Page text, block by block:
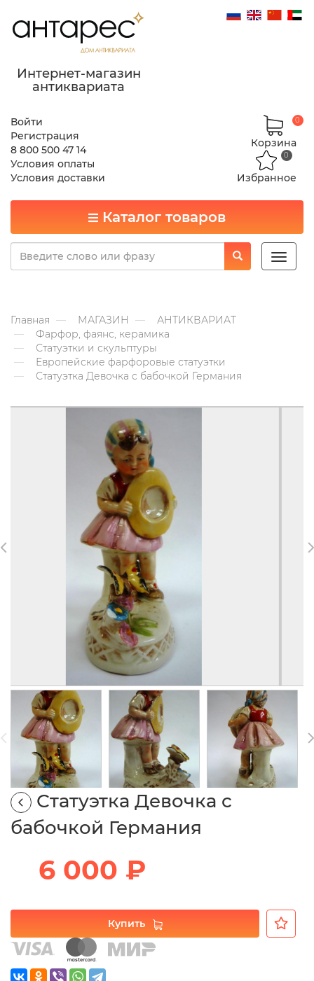
Интернет-магазин
антиквариата
Войти
Регистрация
8 800 500 47 14
Условия оплаты
Условия доставки
Корзина
0
Избранное
0
Каталог товаров
Toggle
Главная МАГАЗИН
АНТИКВАРИАТ
Фарфор, фаянс, керамика
Статуэтки и скульптуры
Европейские фарфоровые статуэтки
Статуэтка Девочка с бабочкой Германия
Статуэтка Девочка с
бабочкой Германия
6 000 ₽
Купить